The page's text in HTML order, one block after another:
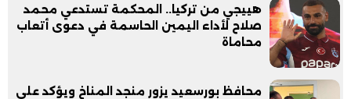
هييجي من تركيا.. المحكمة تستدعي محمد
صلاح لأداء اليمين الحاسمة في دعوى أتعاب
محاماة
محافظ بورسعيد يزور منجد المناخ ويؤكد على